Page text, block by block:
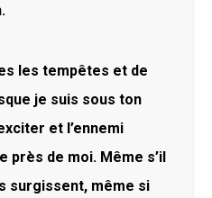
les tempêtes et de
je suis sous ton
et l’ennemi
près de moi. Même s’il
surgissent, même si